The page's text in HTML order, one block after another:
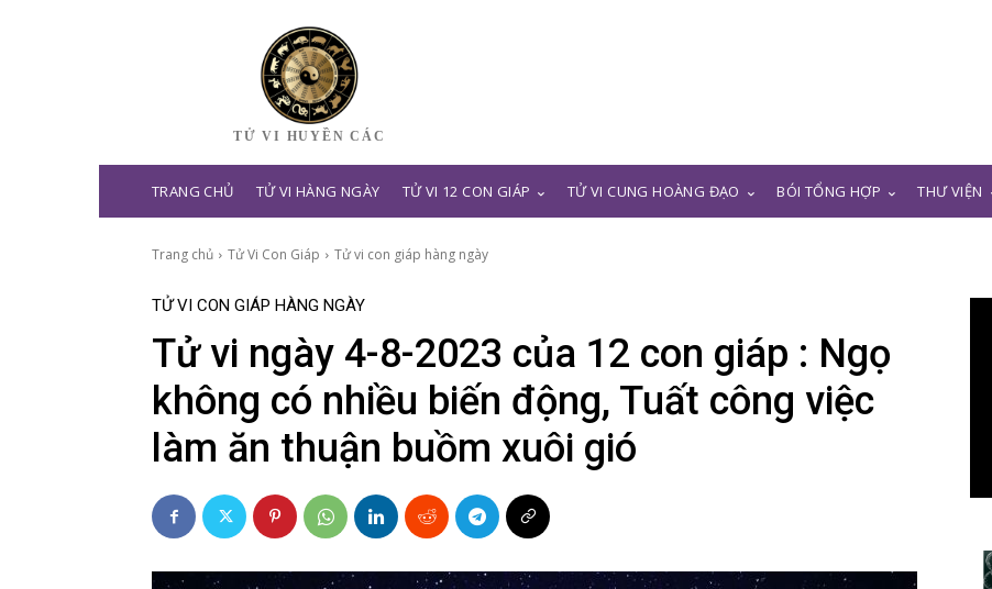
TỬ VI HUYỀN CÁC
TRANG CHỦ TỬ VI HÀNG NGÀY TỬ VI 12 CON GIÁP TỬ VI CUNG HOÀNG ĐẠO BÓI TỔNG HỢP THƯ VIỆN
Trang chủ Tử Vi Con Giáp Tử vi con giáp hàng ngày
TỬ VI CON GIÁP HÀNG NGÀY
Tử vi ngày 4-8-2023 của 12 con giáp : Ngọ
không có nhiều biến động, Tuất công việc
làm ăn thuận buồm xuôi gió